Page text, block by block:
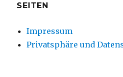
SEITEN
Impressum
Privatsphäre und